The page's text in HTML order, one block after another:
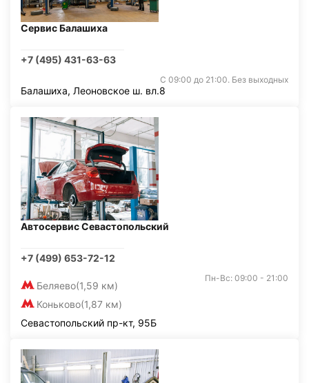
Сервис Балашиха
+7 (495) 431-63-63
С 09:00 до 21:00. Без выходных
Балашиха, Леоновское ш. вл.8
Автосервис Севастопольский
+7 (499) 653-72-12
Беляево(1,59 км)
Коньково(1,87 км)
Пн-Вс: 09:00 - 21:00
Севастопольский пр-кт, 95Б